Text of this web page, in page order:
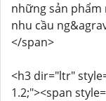
những sản phẩm
nhu cầu
</span>
<h3 dir="ltr"
1.2;"><span